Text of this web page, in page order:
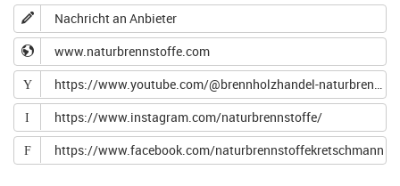
Nachricht an Anbieter
www.naturbrennstoffe.com
Y https://www.youtube.com/@brennholzhandel-naturbrenn4276
I https://www.instagram.com/naturbrennstoffe/
F https://www.facebook.com/naturbrennstoffekretschmann